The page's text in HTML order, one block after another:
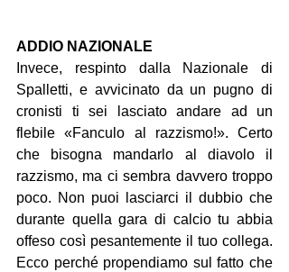
ADDIO NAZIONALE
Invece, respinto dalla Nazionale di
Spalletti, e avvicinato da un pugno di
cronisti ti sei lasciato andare ad un
flebile «Fanculo al razzismo!». Certo
che bisogna mandarlo al diavolo il
razzismo, ma ci sembra davvero troppo
poco. Non puoi lasciarci il dubbio che
durante quella gara di calcio tu abbia
offeso così pesantemente il tuo collega.
Ecco perché propendiamo sul fatto che